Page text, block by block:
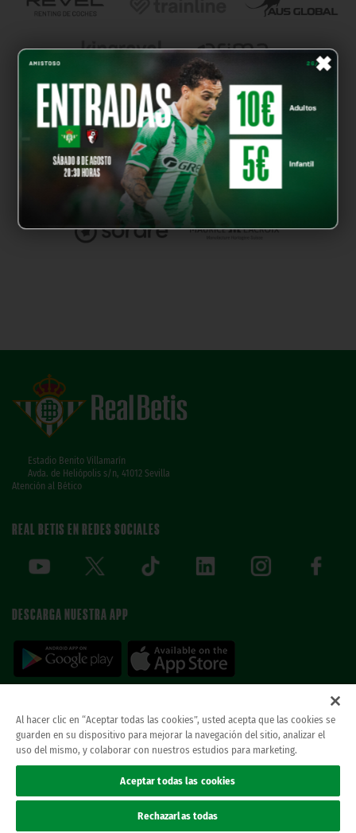
×
Estadio Benito Villamarín
Avda. de Heliópolis s/n, 41012 Sevilla
Atención al Bético
REAL BETIS EN REDES SOCIALES
DESCARGA NUESTRA APP
© REAL BETIS BALOMPIE.esta página web es la única oficial del real betis balompie.
todos los derechos reservados.
Al hacer clic en “Aceptar todas las cookies”, usted acepta que las cookies se
guarden en su dispositivo para mejorar la navegación del sitio, analizar el
uso del mismo, y colaborar con nuestros estudios para marketing.
Aceptar todas las cookies
Rechazarlas todas